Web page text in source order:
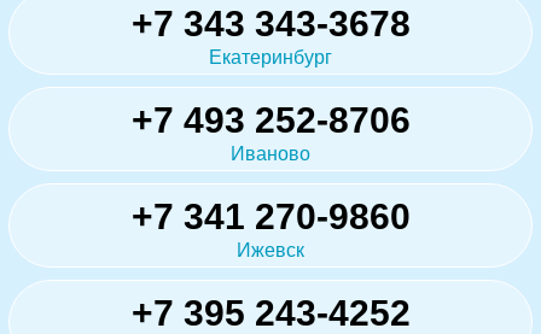
+7 343 343-3678
Екатеринбург
+7 493 252-8706
Иваново
+7 341 270-9860
Ижевск
+7 395 243-4252